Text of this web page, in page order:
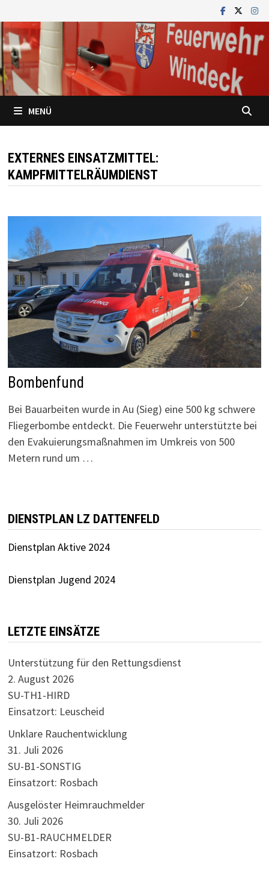
Inhalt
springen
MENÜ
EXTERNES EINSATZMITTEL:
KAMPFMITTELRÄUMDIENST
Bombenfund
Bei Bauarbeiten wurde in Au (Sieg) eine 500 kg schwere
Fliegerbombe entdeckt. Die Feuerwehr unterstützte bei
den Evakuierungsmaßnahmen im Umkreis von 500
Metern rund um …
DIENSTPLAN LZ DATTENFELD
Dienstplan Aktive 2024
Dienstplan Jugend 2024
LETZTE EINSÄTZE
Unterstützung für den Rettungsdienst
2. August 2026
SU-TH1-HIRD
Einsatzort: Leuscheid
Unklare Rauchentwicklung
31. Juli 2026
SU-B1-SONSTIG
Einsatzort: Rosbach
Ausgelöster Heimrauchmelder
30. Juli 2026
SU-B1-RAUCHMELDER
Einsatzort: Rosbach